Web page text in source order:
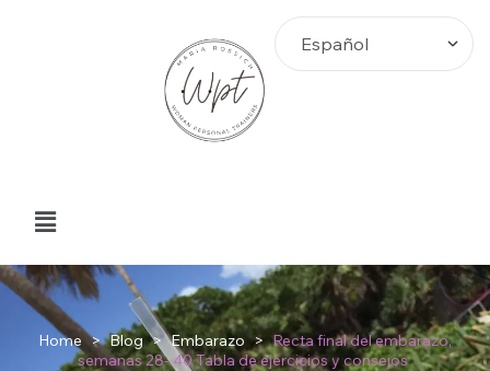
Home > Blog > Embarazo > Recta final del embarazo,
semanas 28- 40 Tabla de ejercicios y consejos